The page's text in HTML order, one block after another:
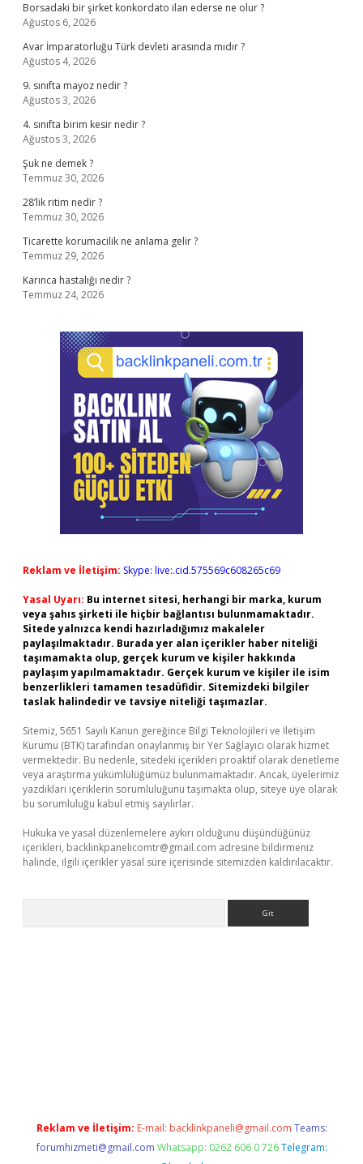
Borsadaki bir şirket konkordato ilan ederse ne olur ?
Ağustos 6, 2026
Avar İmparatorluğu Türk devleti arasında mıdır ?
Ağustos 4, 2026
9. sınıfta mayoz nedir ?
Ağustos 3, 2026
4. sınıfta birim kesir nedir ?
Ağustos 3, 2026
Şuk ne demek ?
Temmuz 30, 2026
28’lik ritim nedir ?
Temmuz 30, 2026
Ticarette korumacilik ne anlama gelir ?
Temmuz 29, 2026
Karınca hastalığı nedir ?
Temmuz 24, 2026
Reklam ve İletişim: Skype: live:.cid.575569c608265c69
Yasal Uyarı: Bu internet sitesi, herhangi bir marka, kurum
veya şahıs şirketi ile hiçbir bağlantısı bulunmamaktadır.
Sitede yalnızca kendi hazırladığımız makaleler
paylaşılmaktadır. Burada yer alan içerikler haber niteliği
taşımamakta olup, gerçek kurum ve kişiler hakkında
paylaşım yapılmamaktadır. Gerçek kurum ve kişiler ile isim
benzerlikleri tamamen tesadüfidir. Sitemizdeki bilgiler
taslak halindedir ve tavsiye niteliği taşımazlar.
Sitemiz, 5651 Sayılı Kanun gereğince Bilgi Teknolojileri ve İletişim
Kurumu (BTK) tarafından onaylanmış bir Yer Sağlayıcı olarak hizmet
vermektedir. Bu nedenle, sitedeki içerikleri proaktif olarak denetleme
veya araştırma yükümlülüğümüz bulunmamaktadır. Ancak, üyelerimiz
yazdıkları içeriklerin sorumluluğunu taşımakta olup, siteye üye olarak
bu sorumluluğu kabul etmiş sayılırlar.
Hukuka ve yasal düzenlemelere aykırı olduğunu düşündüğünüz
içerikleri, backlinkpanelicomtr@gmail.com adresine bildirmeniz
halinde, ilgili içerikler yasal süre içerisinde sitemizden kaldırılacaktır.
Reklam ve İletişim: E-mail: backlinkpaneli@gmail.com Teams:
forumhizmeti@gmail.com Whatsapp: 0262 606 0 726 Telegram: